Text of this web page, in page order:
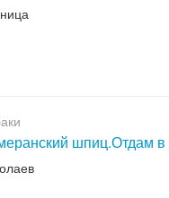
шпиц.Отдам в